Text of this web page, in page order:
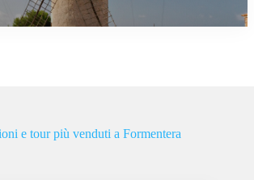
e tour più venduti a Formentera